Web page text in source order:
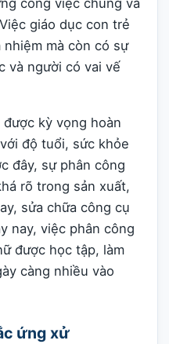
công việc chung và
giáo dục con trẻ
mà còn có sự
và người có vai vế
kỳ vọng hoàn
độ tuổi, sức khỏe
đây, sự phân công
rõ trong sản xuất,
sửa chữa công cụ
nay, việc phân công
được học tập, làm
càng nhiều vào
ứng xử